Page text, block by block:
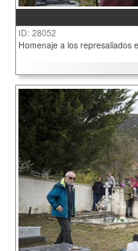
ID: 28052
Homenaje a los represaliados